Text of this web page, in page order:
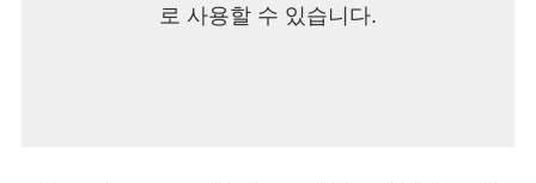
로 사용할 수 있습니다.